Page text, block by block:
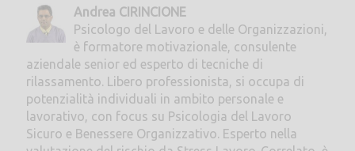
Andrea CIRINCIONE
Psicologo del Lavoro e delle Organizzazioni,
è formatore motivazionale, consulente
aziendale senior ed esperto di tecniche di
rilassamento. Libero professionista, si occupa di
potenzialità individuali in ambito personale e
lavorativo, con focus su Psicologia del Lavoro
Sicuro e Benessere Organizzativo. Esperto nella